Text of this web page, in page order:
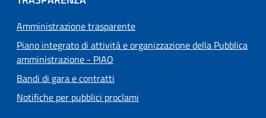
Amministrazione trasparente
Piano integrato di attività e organizzazione della Pubblica
amministrazione - PIAO
Bandi di gara e contratti
Notifiche per pubblici proclami